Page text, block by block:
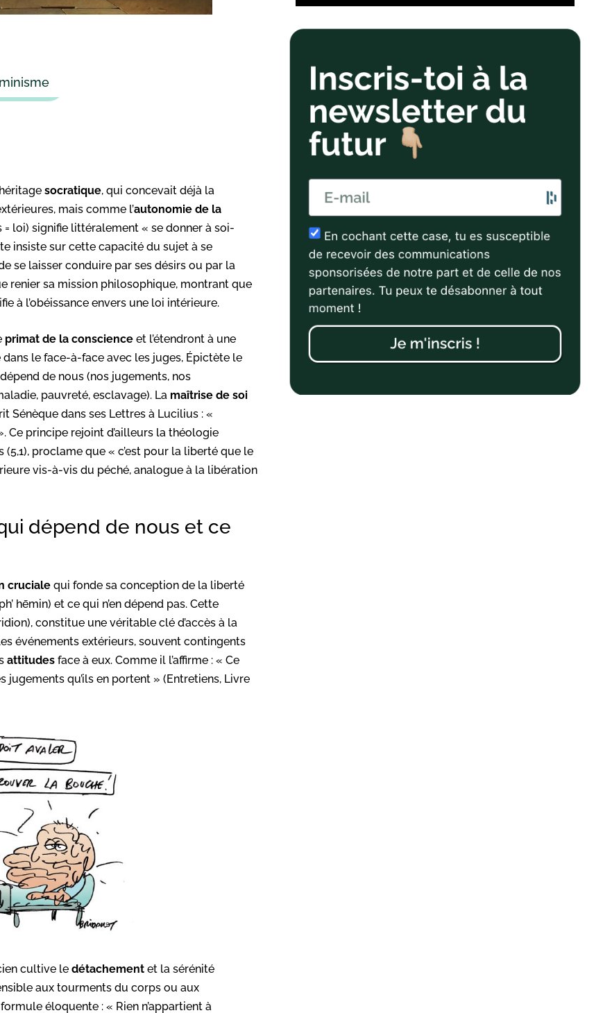
socratique, qui concevait déjà la
mais comme l’autonomie de la
= loi) signifie littéralement « se donner à soi-
insiste sur cette capacité du sujet à se
se laisser conduire par ses désirs ou par la
renier sa mission philosophique, montrant que
à l’obéissance envers une loi intérieure.
primat de la conscience et l’étendront à une
dans le face-à-face avec les juges, Épictète le
de nous (nos jugements, nos
pauvreté, esclavage). La maîtrise de soi
Sénèque dans ses Lettres à Lucilius : «
Ce principe rejoint d’ailleurs la théologie
proclame que « c’est pour la liberté que le
vis-à-vis du péché, analogue à la libération
dépend de nous et ce
cruciale qui fonde sa conception de la liberté
hēmin) et ce qui n’en dépend pas. Cette
constitue une véritable clé d’accès à la
événements extérieurs, souvent contingents
attitudes face à eux. Comme il l’affirme : « Ce
qu’ils en portent » (Entretiens, Livre
cultive le détachement et la sérénité
aux tourments du corps ou aux
éloquente : « Rien n’appartient à